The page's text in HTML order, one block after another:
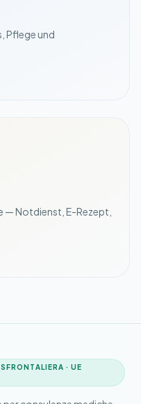
Pflege und
— Notdienst, E-Rezept,
· UE